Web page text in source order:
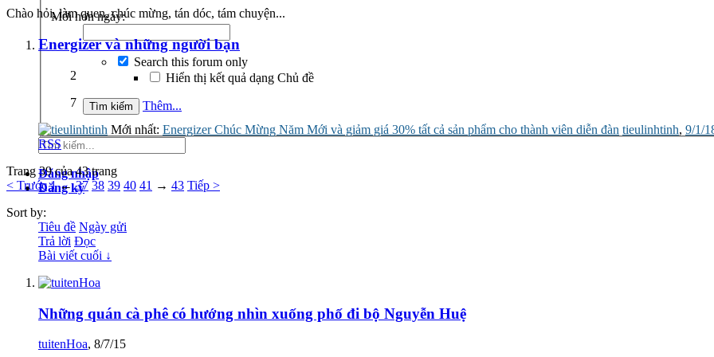
Mới hơn ngày:
Search this forum only
Hiển thị kết quả dạng Chủ đề
Thêm...
Đăng nhập
Đăng ký
Chào hỏi, làm quen, chúc mừng, tán dóc, tám chuyện...
Energizer và những người bạn
2
7
Mới nhất: Energizer Chúc Mừng Năm Mới và giảm giá 30% tất cả sản phẩm cho thành viên diễn đàn tieulinhtinh, 9/1/
RSS
Trang 39 của 43 trang
< Trước 1 ← 37 38 39 40 41 → 43 Tiếp >
Sort by:
Tiêu đề Ngày gửi
Trả lời Đọc
Bài viết cuối ↓
Những quán cà phê có hướng nhìn xuống phố đi bộ Nguyễn Huệ
tuitenHoa, 8/7/15